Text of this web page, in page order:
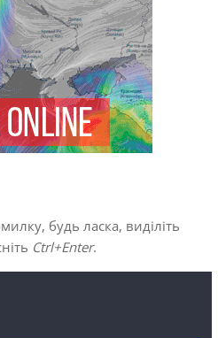
будь ласка, виділіть
Ctrl+Enter.